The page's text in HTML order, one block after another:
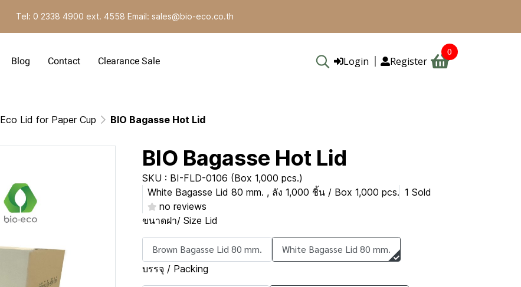
Tel: 0 2338 4900 ext. 4558 Email: sales@bio-eco.co.th
Blog Contact Clearance Sale Login Register
0
Eco Lid for Paper Cup BIO Bagasse Hot Lid
BIO Bagasse Hot Lid
SKU : BI-FLD-0106 (Box 1,000 pcs.)
White Bagasse Lid 80 mm. , ลัง 1,000 ชิ้น / Box 1,000 pcs. 1 Sold
no reviews
ขนาดฝา/ Size Lid
Brown Bagasse Lid 80 mm. White Bagasse Lid 80 mm.
บรรจุ / Packing